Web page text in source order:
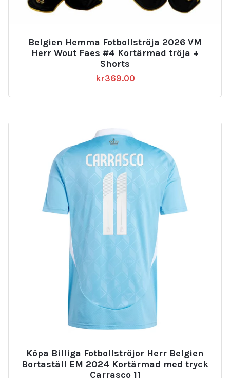
Belgien Hemma Fotbollströja 2026 VM
Herr Wout Faes #4 Kortärmad tröja +
Shorts
kr369.00
Köpa Billiga Fotbollströjor Herr Belgien
Bortaställ EM 2024 Kortärmad med tryck
Carrasco 11